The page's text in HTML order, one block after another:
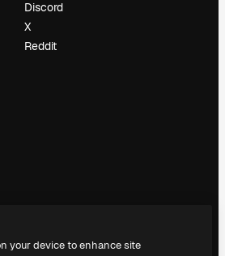
Discord
X
Reddit
your device to enhance site